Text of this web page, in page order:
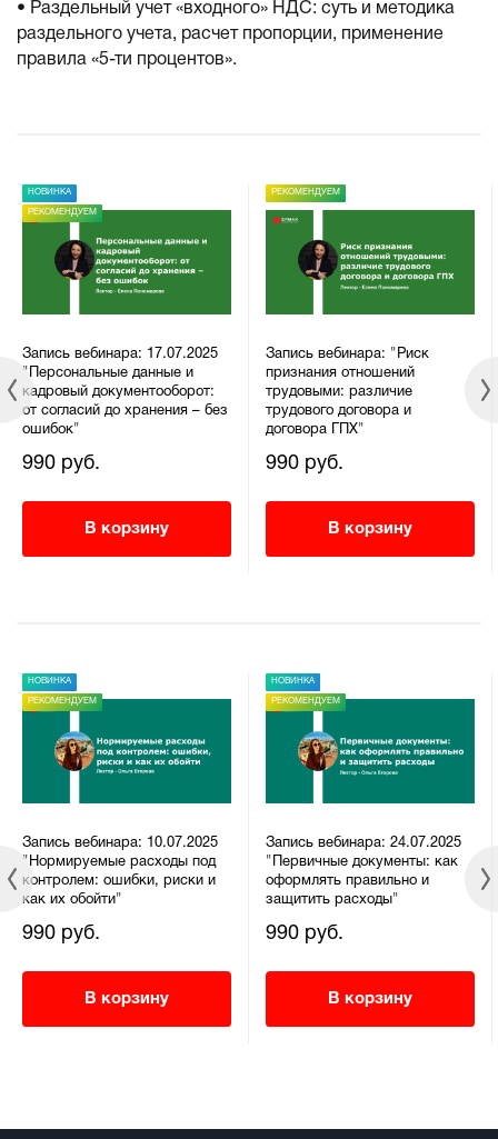
• Раздельный учет «входного» НДС: суть и методика
раздельного учета, расчет пропорции, применение
правила «5-ти процентов».
НОВИНКА
РЕКОМЕНДУЕМ
Запись вебинара: 17.07.2025
"Персональные данные и
кадровый документооборот:
от согласий до хранения – без
ошибок"
990 руб.
В корзину
РЕКОМЕНДУЕМ
Запись вебинара: "Риск
признания отношений
трудовыми: различие
трудового договора и
договора ГПХ"
990 руб.
В корзину
НОВИНКА
РЕКОМЕНДУЕМ
Запись вебинара: 10.07.2025
"Нормируемые расходы под
контролем: ошибки, риски и
как их обойти"
990 руб.
В корзину
НОВИНКА
РЕКОМЕНДУЕМ
Запись вебинара: 24.07.2025
"Первичные документы: как
оформлять правильно и
защитить расходы"
990 руб.
В корзину